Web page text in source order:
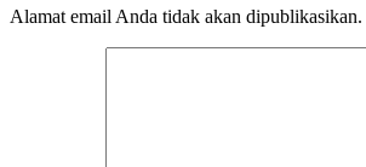
Alamat email Anda tidak akan dipublikasikan.